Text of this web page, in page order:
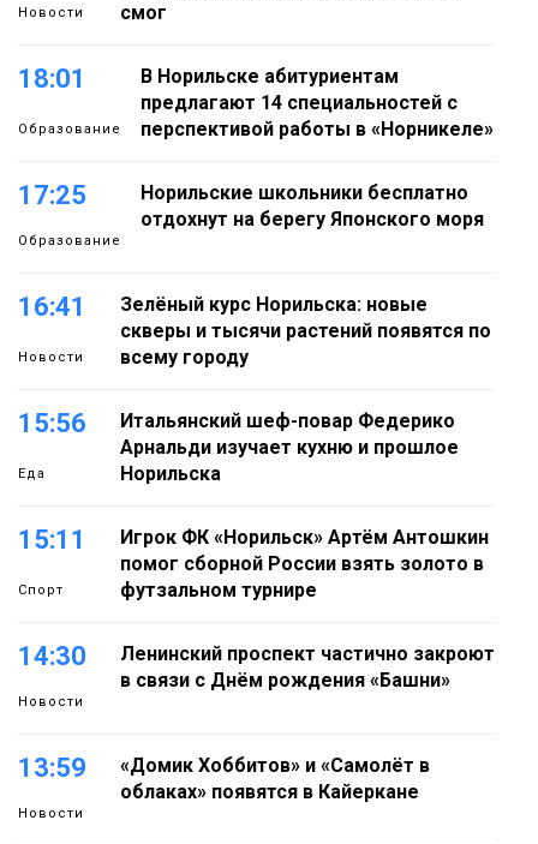
Новости
смог
18:01
Образование
В Норильске абитуриентам
предлагают 14 специальностей с
перспективой работы в «Норникеле»
17:25
Образование
Норильские школьники бесплатно
отдохнут на берегу Японского моря
16:41
Новости
Зелёный курс Норильска: новые
скверы и тысячи растений появятся по
всему городу
15:56
Еда
Итальянский шеф-повар Федерико
Арнальди изучает кухню и прошлое
Норильска
15:11
Спорт
Игрок ФК «Норильск» Артём Антошкин
помог сборной России взять золото в
футзальном турнире
14:30
Новости
Ленинский проспект частично закроют
в связи с Днём рождения «Башни»
13:59
Новости
«Домик Хоббитов» и «Самолёт в
облаках» появятся в Кайеркане